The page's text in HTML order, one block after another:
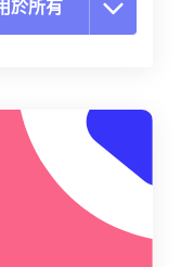
於所有
設
預設